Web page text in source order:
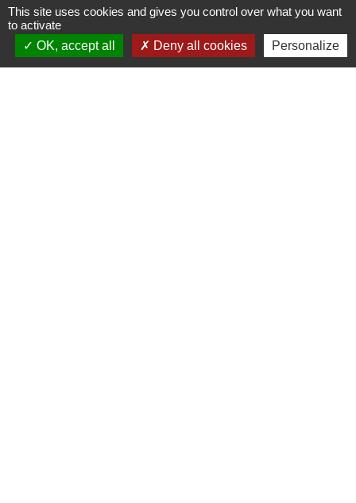
10, avenue Jean Jaurès
81470 Cuq-Toulza - FRANCE
+33 5 63 75 71 17
This site uses cookies and gives you control over what you want
to activate
OK, accept all
Deny all cookies Personalize